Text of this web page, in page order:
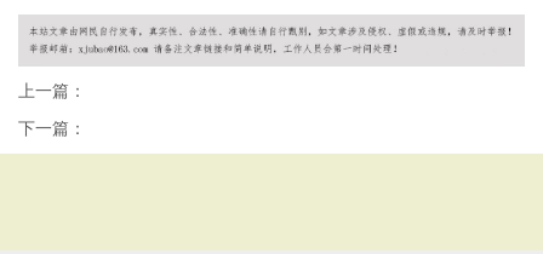
上一篇：
下一篇：